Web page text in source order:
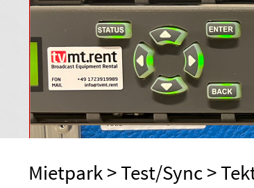
Mietpark>Test/Sync>